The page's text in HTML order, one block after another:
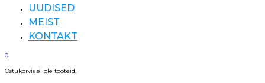
UUDISED
MEIST
KONTAKT
0
Ostukorvis ei ole tooteid.